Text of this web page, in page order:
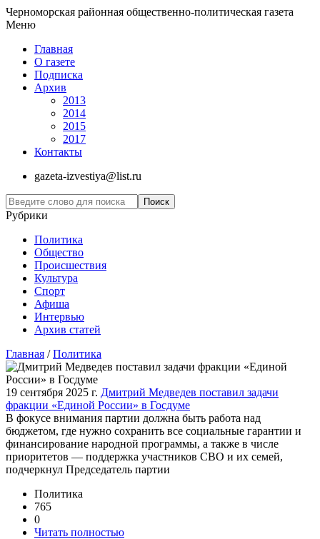
Черноморская районная общественно-политическая газета
Меню
Главная
О газете
Подписка
Архив
2013
2014
2015
2017
Контакты
gazeta-izvestiya@list.ru
Рубрики
Политика
Общество
Проиcшествия
Культура
Спорт
Афиша
Интервью
Архив статей
Главная /Политика
19 сентября 2025 г. Дмитрий Медведев поставил задачи
фракции «Единой России» в Госдуме
В фокусе внимания партии должна быть работа над
бюджетом, где нужно сохранить все социальные гарантии и
финансирование народной программы, а также в числе
приоритетов — поддержка участников СВО и их семей,
подчеркнул Председатель партии
Политика
765
0
Читать полностью